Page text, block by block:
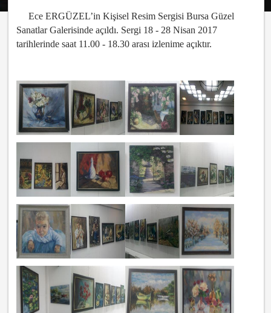
Ece ERGÜZEL’in Kişisel Resim Sergisi Bursa Güzel
Sanatlar Galerisinde açıldı. Sergi 18 - 28 Nisan 2017
tarihlerinde saat 11.00 - 18.30 arası izlenime açıktır.